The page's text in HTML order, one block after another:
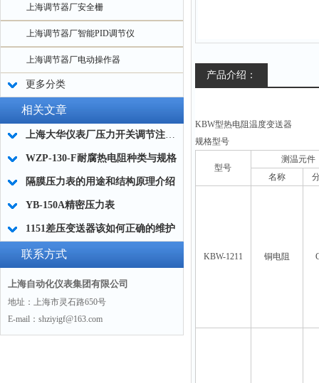
上海调节器厂安全栅
上海调节器厂智能PID调节仪
上海调节器厂电动操作器
更多分类
相关文章
上海大华仪表厂压力开关调节注意事项
WZP-130-F耐腐热电阻种类与规格
隔膜压力表的用途和结构原理介绍
YB-150A精密压力表
1151差压变送器该如何正确的维护
联系方式
上海自动化仪表集团有限公司
地址：上海市灵石路650号
E-mail：shziyigf@163.com
产品介绍：
KBW型热电阻温度变送器
规格型号
型号
测温元件
名称
KBW-1211 铜电阻